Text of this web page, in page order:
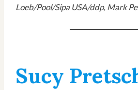
Loeb/Pool/Sipa USA/ddp, Mark
Sucy